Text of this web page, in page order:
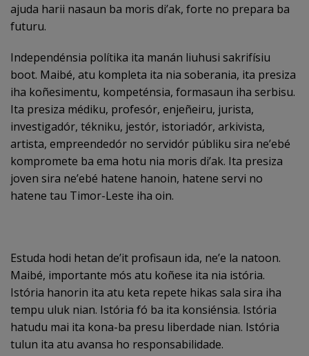
ajuda harii nasaun ba moris di’ak, forte no prepara ba
futuru.
Independénsia polítika ita manán liuhusi sakrifísiu
boot. Maibé, atu kompleta ita nia soberania, ita presiza
iha koñesimentu, kompeténsia, formasaun iha serbisu.
Ita presiza médiku, profesór, enjeñeiru, jurista,
investigadór, tékniku, jestór, istoriadór, arkivista,
artista, empreendedór no servidór públiku sira ne’ebé
kompromete ba ema hotu nia moris di’ak. Ita presiza
joven sira ne’ebé hatene hanoin, hatene servi no
hatene tau Timor-Leste iha oin.
Estuda hodi hetan de’it profisaun ida, ne’e la natoon.
Maibé, importante mós atu koñese ita nia istória.
Istória hanorin ita atu keta repete hikas sala sira iha
tempu uluk nian. Istória fó ba ita konsiénsia. Istória
hatudu mai ita kona-ba presu liberdade nian. Istória
tulun ita atu avansa ho responsabilidade.